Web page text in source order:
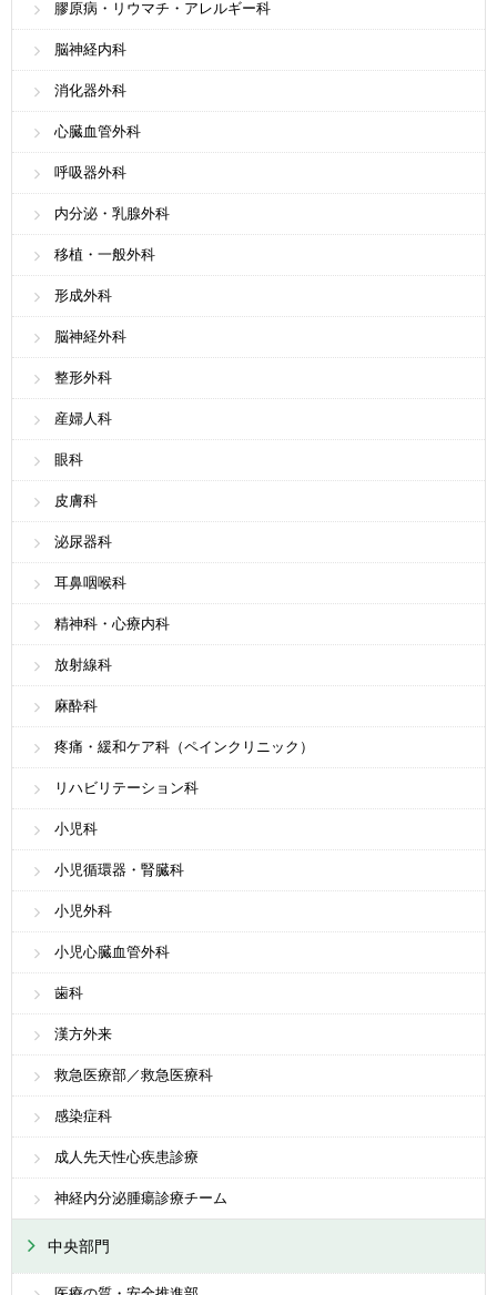
膠原病・リウマチ・アレルギー科
脳神経内科
消化器外科
心臓血管外科
呼吸器外科
内分泌・乳腺外科
移植・一般外科
形成外科
脳神経外科
整形外科
産婦人科
眼科
皮膚科
泌尿器科
耳鼻咽喉科
精神科・心療内科
放射線科
麻酔科
疼痛・緩和ケア科（ペインクリニック）
リハビリテーション科
小児科
小児循環器・腎臓科
小児外科
小児心臓血管外科
歯科
漢方外来
救急医療部／救急医療科
感染症科
成人先天性心疾患診療
神経内分泌腫瘍診療チーム
中央部門